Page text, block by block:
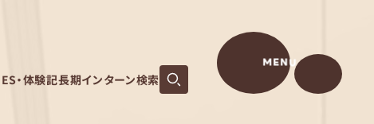
ES・体験記長期インターン検索
MENU